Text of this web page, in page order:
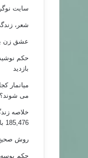
سایت نوگرا
شعر،
عشق زن
حکم
بازدید
میانمار
می شوند؟
خلاصه
185,476 بازدید
روش
حکم بوسه